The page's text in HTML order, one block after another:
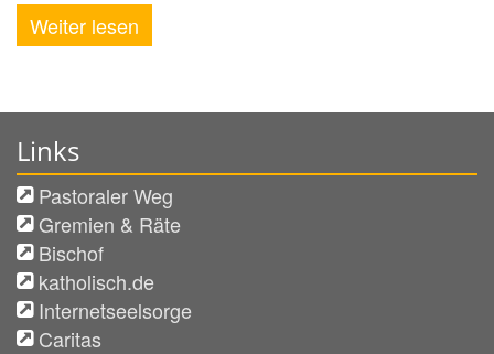
Weiter lesen
Links
Pastoraler Weg
Gremien & Räte
Bischof
katholisch.de
Internetseelsorge
Caritas